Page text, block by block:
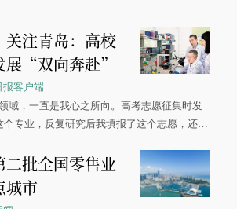
关注青岛：高校
展“双向奔赴”
报客户端
域，一直是我心之所向。高考志愿征集时发
专业，反复研究后我填报了这个志愿，还真
学院材料类专业的录取通知书。
二批全国零售业
城市